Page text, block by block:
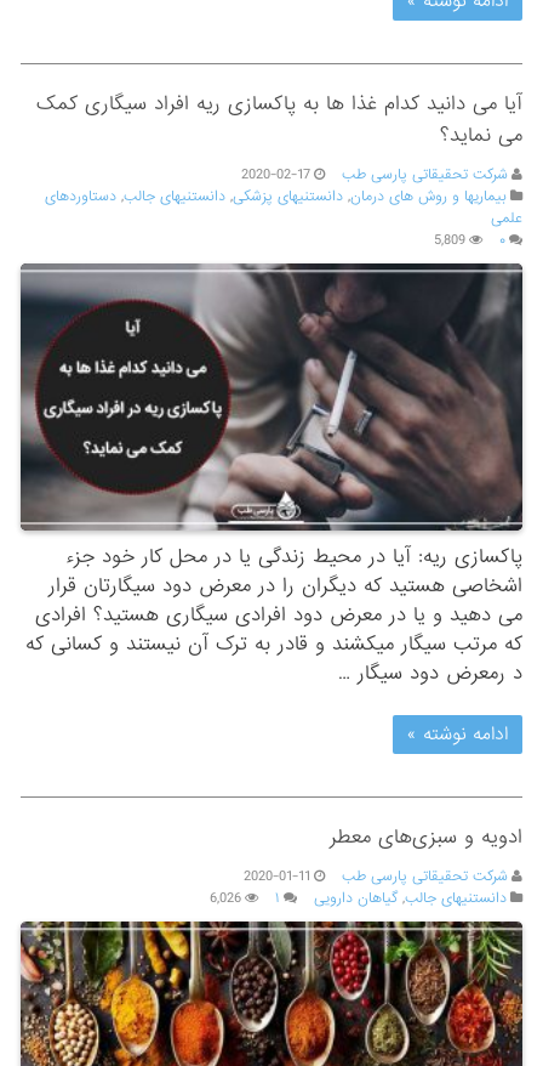
آیا می دانید کدام غذا ها به پاکسازی ریه افراد سیگاری کمک
می نماید؟
شرکت تحقیقاتی پارسی طب
2020-02-17
بیماریها و روش های درمان,دانستنیهای پزشکی,دانستنیهای جالب,دستاوردهای
علمی
۰
5,809
پاکسازی ریه: آیا در محیط زندگی یا در محل کار خود جزء
اشخاصی هستید که دیگران را در معرض دود سیگارتان قرار
می دهید و یا در معرض دود افرادی سیگاری هستید؟ افرادی
که مرتب سیگار میکشند و قادر به ترک آن نیستند و کسانی که
د رمعرض دود سیگار …
ادامه نوشته »
ادویه و سبزی‌های معطر
شرکت تحقیقاتی پارسی طب
2020-01-11
دانستنیهای جالب,گیاهان دارویی ۱ 6,026